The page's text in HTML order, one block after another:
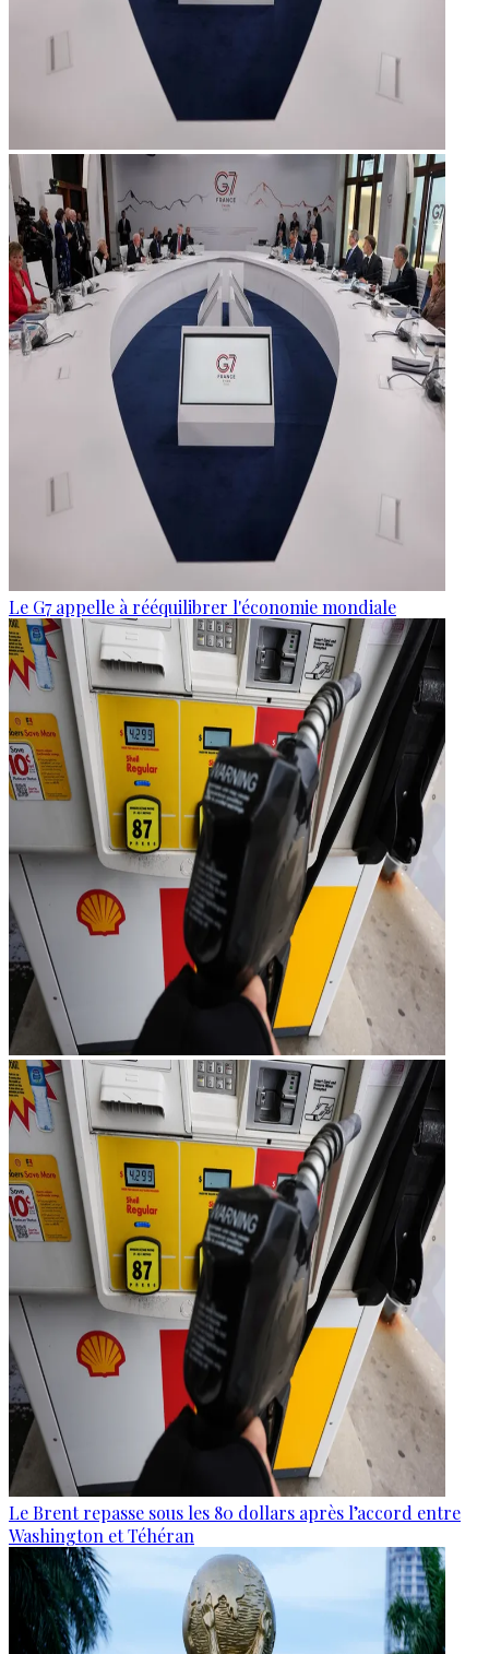
Le G7 appelle à rééquilibrer l'économie mondiale
Le Brent repasse sous les 80 dollars après l’accord entre
Washington et Téhéran